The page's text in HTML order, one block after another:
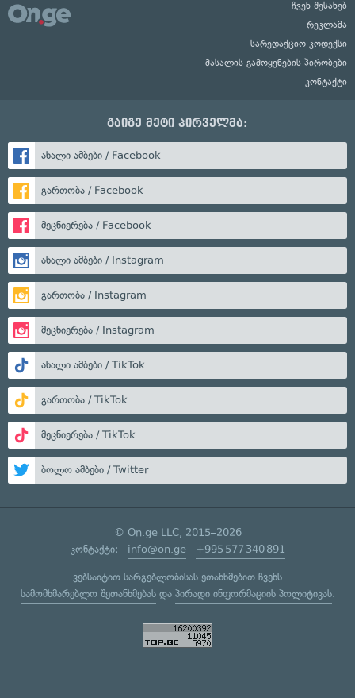
ჩვენ შესახებ
რეკლამა
სარედაქციო კოდექსი
მასალის გამოყენების პირობები
კონტაქტი
გაიგე მეტი პირველმა:
ახალი ამბები / Facebook
გართობა / Facebook
მეცნიერება / Facebook
ახალი ამბები / Instagram
გართობა / Instagram
მეცნიერება / Instagram
ახალი ამბები / TikTok
გართობა / TikTok
მეცნიერება / TikTok
ბოლო ამბები / Twitter
© On.ge LLC, 2015–2026
კონტაქტი: info@on.ge +995 577 340 891
ვებსაიტით სარგებლობისას ეთანხმებით ჩვენს
სამომხმარებლო შეთანხმებასდა პირადი ინფორმაციის პოლიტიკას.